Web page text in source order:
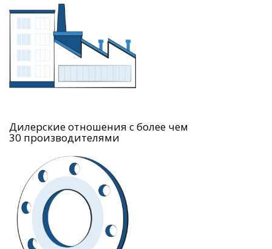
Дилерские отношения с более чем
30 производителями